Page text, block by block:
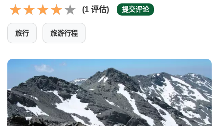
(1 评估) 提交评论
旅行 旅游行程